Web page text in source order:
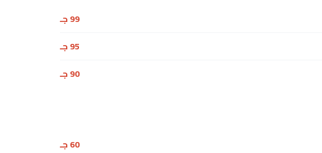
99 جـ
95 جـ
90 جـ
60 جـ